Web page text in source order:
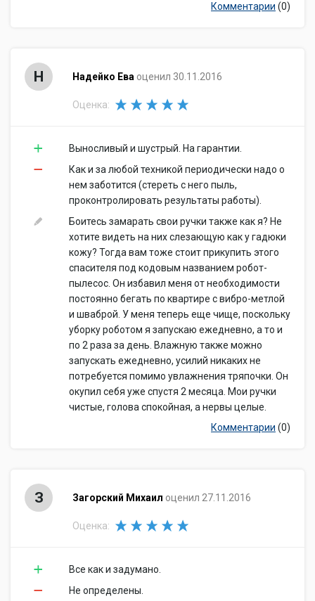
Комментарии (0)
Н Надейко Ева оценил 30.11.2016
Оценка:
Выносливый и шустрый. На гарантии.
Как и за любой техникой периодически надо о
нем заботится (стереть с него пыль,
проконтролировать результаты работы).
Боитесь замарать свои ручки также как я? Не
хотите видеть на них слезающую как у гадюки
кожу? Тогда вам тоже стоит прикупить этого
спасителя под кодовым названием робот-
пылесос. Он избавил меня от необходимости
постоянно бегать по квартире с вибро-метлой
и шваброй. У меня теперь еще чище, поскольку
уборку роботом я запускаю ежедневно, а то и
по 2 раза за день. Влажную также можно
запускать ежедневно, усилий никаких не
потребуется помимо увлажнения тряпочки. Он
окупил себя уже спустя 2 месяца. Мои ручки
чистые, голова спокойная, а нервы целые.
Комментарии (0)
З Загорский Михаил оценил 27.11.2016
Оценка:
Все как и задумано.
Не определены.